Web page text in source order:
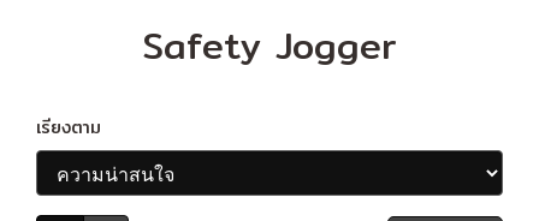
Safety Jogger
เรียงตาม